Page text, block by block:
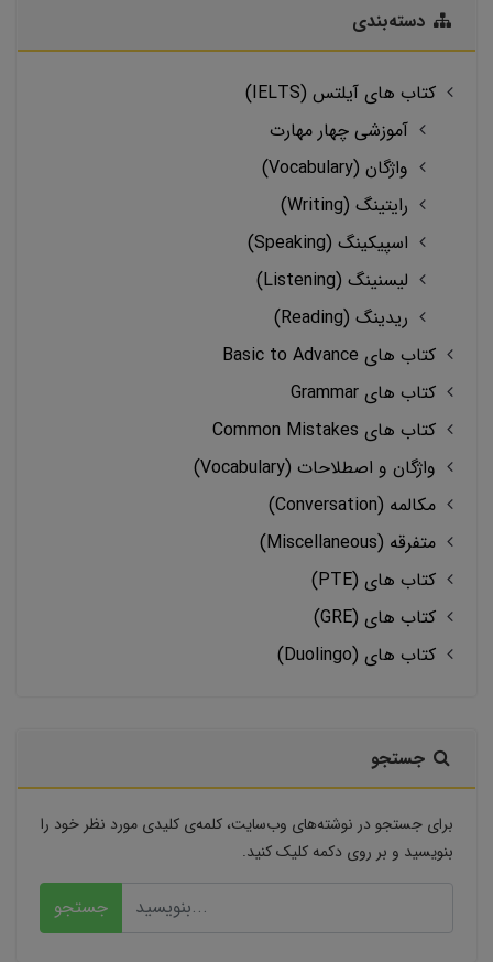
دسته‌بندی
کتاب های آیلتس (IELTS)
آموزشی چهار مهارت
واژگان (Vocabulary)
رایتینگ (Writing)
اسپیکینگ (Speaking)
لیسنینگ (Listening)
ریدینگ (Reading)
کتاب های Basic to Advance
کتاب های Grammar
کتاب های Common Mistakes
واژگان و اصطلاحات (Vocabulary)
مکالمه (Conversation)
متفرقه (Miscellaneous)
کتاب های (PTE)
کتاب های (GRE)
کتاب های (Duolingo)
جستجو
برای جستجو در نوشته‌های وب‌سایت، کلمه‌ی کلیدی مورد نظر خود را
بنویسید و بر روی دکمه کلیک کنید.
جستجو